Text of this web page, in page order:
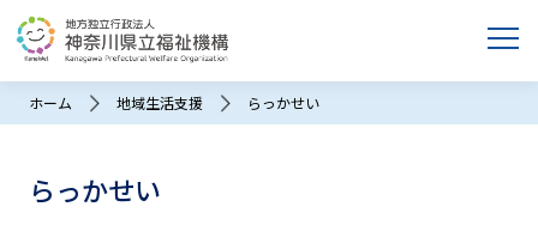
ホーム 地域生活支援 らっかせい
らっかせい